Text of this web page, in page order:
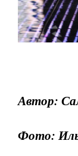
Автор:
Фото: